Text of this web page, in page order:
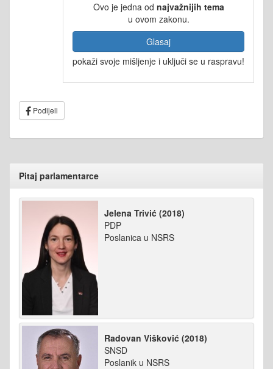
Ovo je jedna od najvažnijih tema
u ovom zakonu.
Glasaj
pokaži svoje mišljenje i uključi se u raspravu!
Podijeli
Pitaj parlamentarce
Jelena Trivić (2018)
PDP
Poslanica u NSRS
Radovan Višković (2018)
SNSD
Poslanik u NSRS